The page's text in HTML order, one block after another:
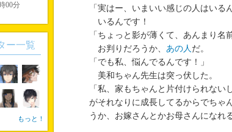
「実はー、いまいい感じの人はいる
いるんです！
「ちょっと影が薄くて、あんまり名
お判りだろうか、 あの人 だ。
「でも私、悩んでるんです！」
美和ちゃん先生は突っ伏した。
「私、家もちゃんと片付けられな
がそれなりに成長してるからでちゃ
うか、お嫁さんとかお母さんになれ
00分
ー一覧
もっと！